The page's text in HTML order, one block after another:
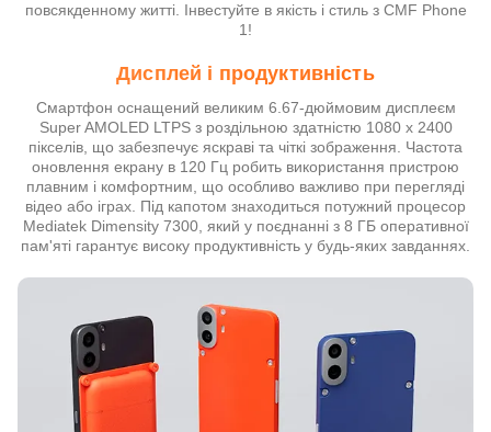
повсякденному житті. Інвестуйте в якість і стиль з CMF Phone
1!
Дисплей і продуктивність
Смартфон оснащений великим 6.67-дюймовим дисплеєм
Super AMOLED LTPS з роздільною здатністю 1080 x 2400
пікселів, що забезпечує яскраві та чіткі зображення. Частота
оновлення екрану в 120 Гц робить використання пристрою
плавним і комфортним, що особливо важливо при перегляді
відео або іграх. Під капотом знаходиться потужний процесор
Mediatek Dimensity 7300, який у поєднанні з 8 ГБ оперативної
пам'яті гарантує високу продуктивність у будь-яких завданнях.